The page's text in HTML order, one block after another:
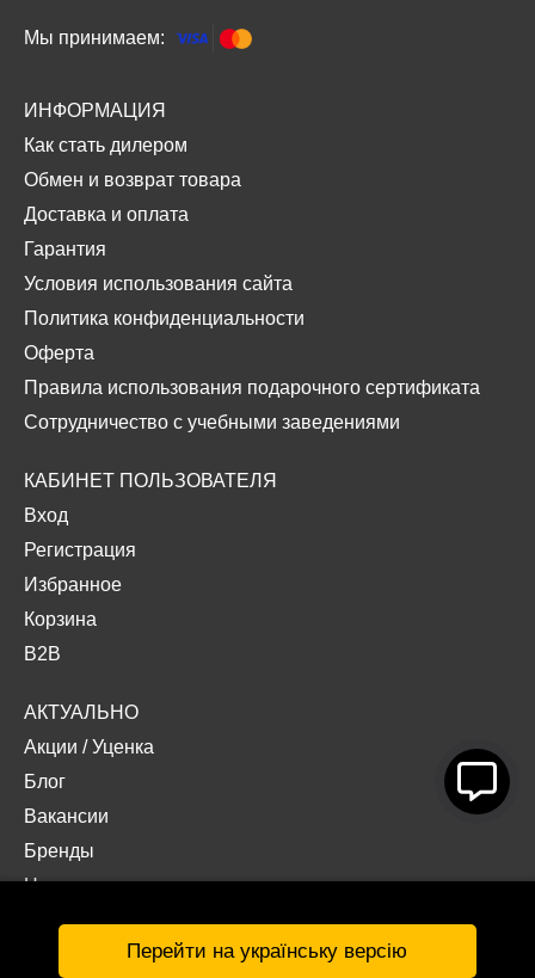
Мы принимаем:
ИНФОРМАЦИЯ
Как стать дилером
Обмен и возврат товара
Доставка и оплата
Гарантия
Условия использования сайта
Политика конфиденциальности
Оферта
Правила использования подарочного сертификата
Сотрудничество с учебными заведениями
КАБИНЕТ ПОЛЬЗОВАТЕЛЯ
Вход
Регистрация
Избранное
Корзина
B2B
АКТУАЛЬНО
Акции /Уценка
Блог
Вакансии
Бренды
Наши проекты
Документы
Перейти на українську версію